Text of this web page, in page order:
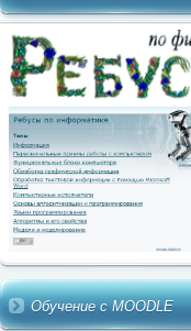
Обучение с MOODLE